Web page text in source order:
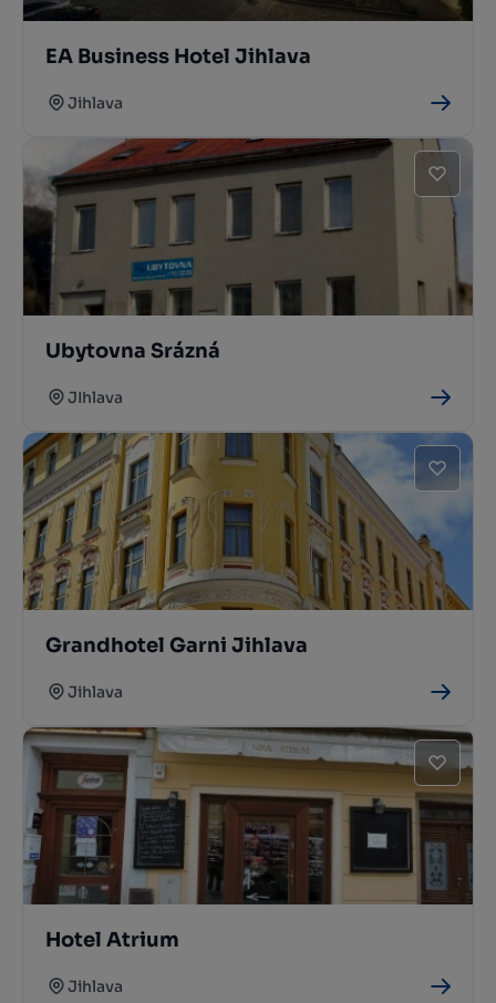
EA Business Hotel Jihlava
Jihlava
Ubytovna Srázná
JIhlava
Grandhotel Garni Jihlava
Jihlava
Hotel Atrium
Jihlava